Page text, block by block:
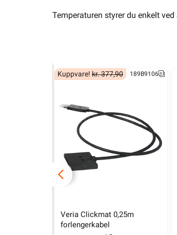
Temperaturen styrer du enkelt
Veria Clickmat 0,25m
forlengerkabel
Kuppvare! kr. 377,90 189B9106